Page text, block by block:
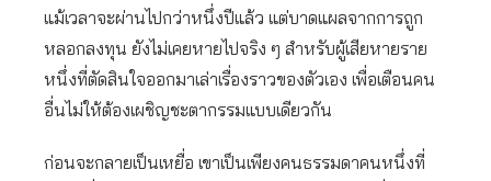
แม้เวลาจะผ่านไปกว่าหนึ่งปีแล้ว แต่บาดแผลจากการถูก
หลอกลงทุน ยังไม่เคยหายไปจริง ๆ สำหรับผู้เสียหายราย
หนึ่งที่ตัดสินใจออกมาเล่าเรื่องราวของตัวเอง เพื่อเตือนคน
อื่นไม่ให้ต้องเผชิญชะตากรรมแบบเดียวกัน
ก่อนจะกลายเป็นเหยื่อ เขาเป็นเพียงคนธรรมดาคนหนึ่งที่